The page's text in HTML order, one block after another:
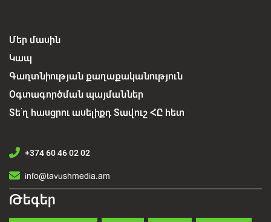
Մեր մասին
Կապ
Գաղտնիության քաղաքականություն
Օգտագործման պայմաններ
Տե՛ղ հասցրու ասելիքդ Տավուշ ՀԸ հետ
+374 60 46 02 02
info@tavushmedia.am
Թեգեր